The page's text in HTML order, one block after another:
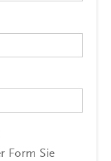
Form Sie